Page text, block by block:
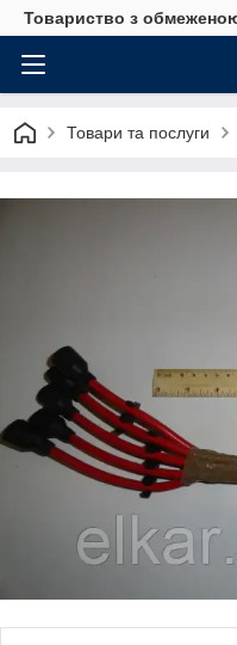
Товариство з
Товари та послуги